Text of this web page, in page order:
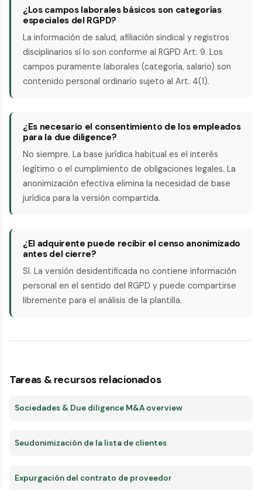
¿Los campos laborales básicos son categorías
especiales del RGPD?
La información de salud, afiliación sindical y registros
disciplinarios sí lo son conforme al RGPD Art. 9. Los
campos puramente laborales (categoría, salario) son
contenido personal ordinario sujeto al Art. 4(1).
¿Es necesario el consentimiento de los empleados
para la due diligence?
No siempre. La base jurídica habitual es el interés
legítimo o el cumplimiento de obligaciones legales. La
anonimización efectiva elimina la necesidad de base
jurídica para la versión compartida.
¿El adquirente puede recibir el censo anonimizado
antes del cierre?
Sí. La versión desidentificada no contiene información
personal en el sentido del RGPD y puede compartirse
libremente para el análisis de la plantilla.
Tareas & recursos relacionados
Sociedades & Due diligence M&A overview
Seudonimización de la lista de clientes
Expurgación del contrato de proveedor